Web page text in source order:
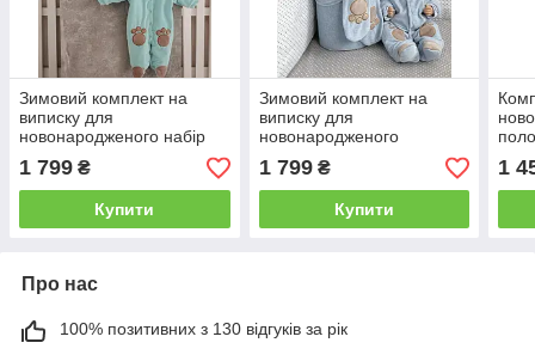
Зимовий комплект на
виписку для
новонародженого набір
Панда м'ятний
1 799 ₴
Купити
Зимовий комплект на
виписку для
новонародженого
хлопчика набір Панда
1 799₴
Купити
1
Про нас
100% позитивних з 130 відгуків за рік